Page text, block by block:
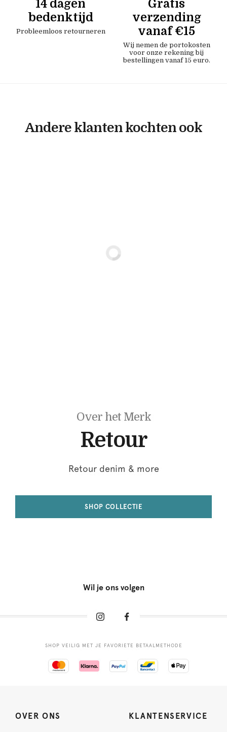
14 dagen
bedenktijd
Probleemloos retourneren
Gratis
verzending
vanaf €15
Wij nemen de portokosten
voor onze rekening bij
bestellingen vanaf 15 euro.
Andere klanten kochten ook
Over het Merk
Retour
Retour denim & more
SHOP COLLECTIE
Wil je ons volgen
SHOP VEILIG MET JE FAVORIETE BETAALMETHODE
OVER ONS KLANTENSERVICE